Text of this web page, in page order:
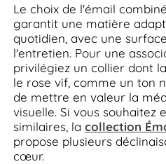
Le choix de l'émail
garantit une matière
quotidien, avec une
l'entretien. Pour une
privilégiez un collier dont
le rose vif, comme un ton
de mettre en valeur la
visuelle. Si vous souhaitez
similaires, la collection
propose plusieurs
cœur.